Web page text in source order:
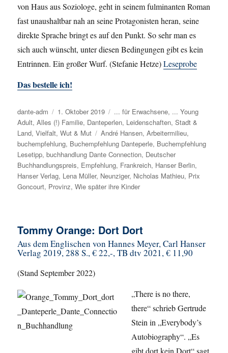
von Haus aus Soziologe, geht in seinem fulminanten Roman
fast unaushaltbar nah an seine Protagonisten heran, seine
direkte Sprache bringt es auf den Punkt. So sehr man es
sich auch wünscht, unter diesen Bedingungen gibt es kein
Entrinnen. Ein großer Wurf. (Stefanie Hetze)Leseprobe
Das bestelle ich!
Autor
dante-adm
Veröffentlicht
am
1. Oktober 2019 Kategorien
... für Erwachsene, ... Young
Adult,Alles (!) Familie, Danteperlen, Leidenschaften,Stadt &
Land,Vielfalt,Wut & Mut Schlagwörter
André Hansen,Arbeitermilieu,
buchempfehlung, Buchempfehlung Danteperle, Buchempfehlung
Lesetipp,buchhandlung Dante Connection, Deutscher
Buchhandlungspreis, Empfehlung, Frankreich, Hanser Berlin,
Hanser Verlag, Lena Müller, Neunziger, Nicholas Mathieu, Prix
Goncourt, Provinz,Wie später ihre Kinder
Tommy Orange: Dort Dort
Aus dem Englischen von Hannes Meyer, Carl Hanser
Verlag 2019, 288 S., € 22,-, TB dtv 2021, € 11,90
(Stand September 2022)
„There is no there,
there“ schrieb Gertrude
Stein in „Everybody’s
Autobiography“. „Es
gibt dort kein Dort“ sagt